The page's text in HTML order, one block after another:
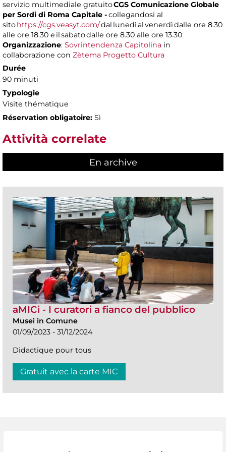
servizio multimediale gratuitoCGS Comunicazione Globale
per Sordi di Roma Capitale -collegandosi al
sitohttps://cgs.veasyt.com/dal lunedì al venerdì dalle ore 8.30
alle ore 18.30 e il sabato dalle ore 8.30 alle ore 13.30
Organizzazione: Sovrintendenza Capitolina in
collaborazione con Zètema Progetto Cultura
Durée
90 minuti
Typologie
Visite thématique
Réservation obligatoire: Sì
Attività correlate
En archive
aMICi - I curatori a fianco del pubblico
Musei in Comune
01/09/2023 - 31/12/2024
Didactique pour tous
Gratuit avec la carte MIC